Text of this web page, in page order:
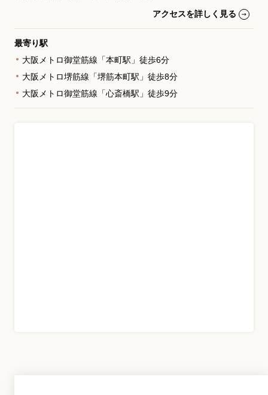
アクセスを詳しく見る
最寄り駅
大阪メトロ御堂筋線「本町駅」徒歩6分
大阪メトロ堺筋線「堺筋本町駅」徒歩8分
大阪メトロ御堂筋線「心斎橋駅」徒歩9分